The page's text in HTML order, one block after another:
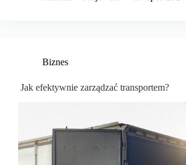
Biznes
Jak efektywnie zarządzać transportem?